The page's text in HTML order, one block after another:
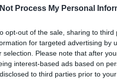
Process My Personal
opt-out of the sale, sharing to
for targeted advertising by
selection. Please note that after
interest-based ads based on
to third parties prior to
– Amerika, Kína vagy
mely a távol-keleti
európai sci-fi
foglalkozik, melyek a mi
elgondolkodtató